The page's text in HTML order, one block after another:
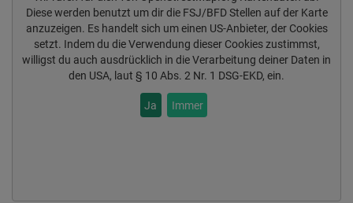
Diese werden benutzt um dir die FSJ/BFD Stellen auf der Karte
anzuzeigen. Es handelt sich um einen US-Anbieter, der Cookies
setzt. Indem du die Verwendung dieser Cookies zustimmst,
willigst du auch ausdrücklich in die Verarbeitung deiner Daten in
den USA, laut § 10 Abs. 2 Nr. 1 DSG-EKD, ein.
Ja Immer